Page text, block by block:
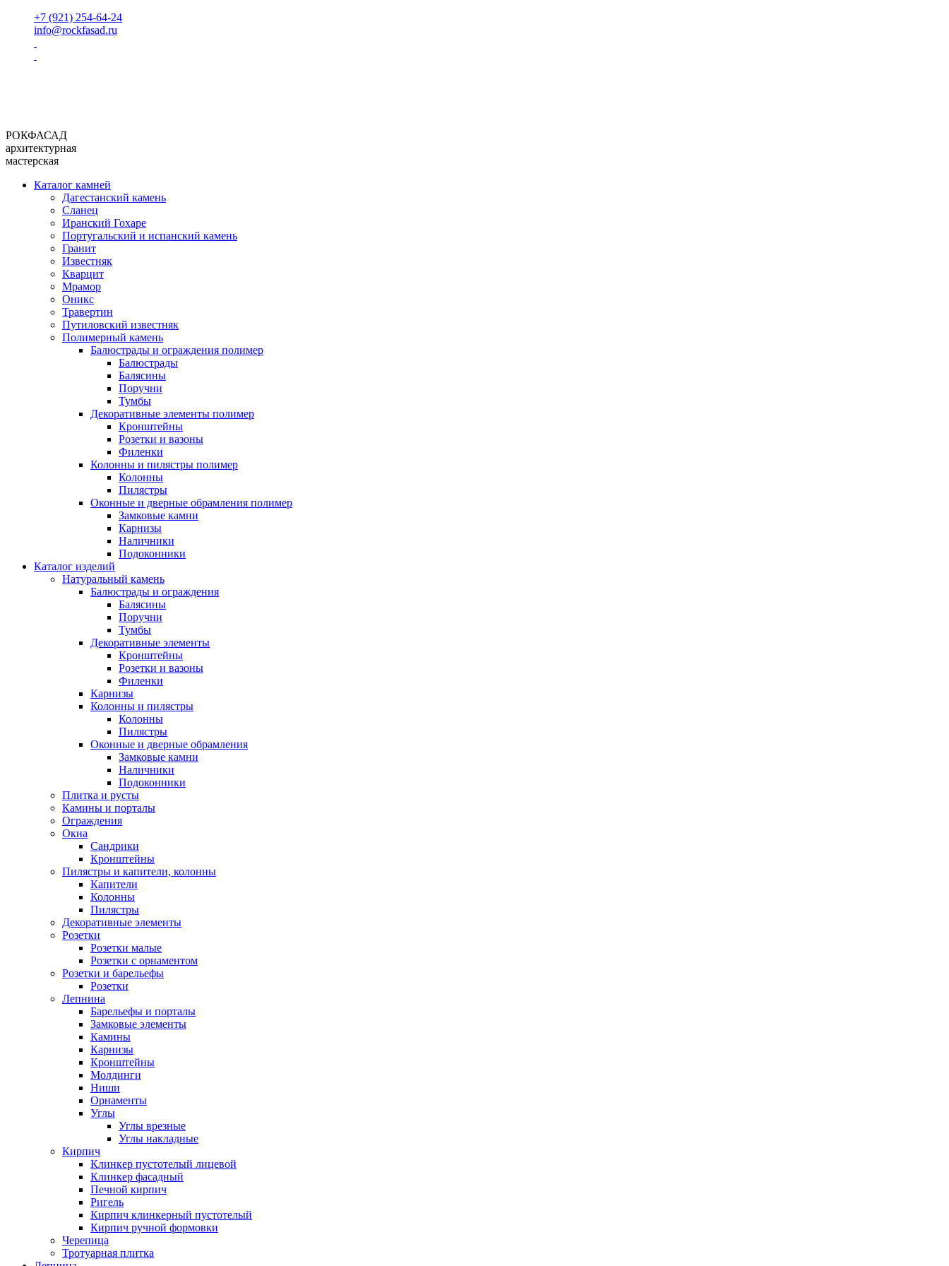
+7 (921) 254-64-24
info@rockfasad.ru
РОКФАСАД
архитектурная
мастерская
Каталог камней
Дагестанский камень
Сланец
Иранский Гохаре
Португальский и испанский камень
Гранит
Известняк
Кварцит
Мрамор
Оникс
Травертин
Путиловский известняк
Полимерный камень
Балюстрады и ограждения полимер
Балюстрады
Балясины
Поручни
Тумбы
Декоративные элементы полимер
Кронштейны
Розетки и вазоны
Филенки
Колонны и пилястры полимер
Колонны
Пилястры
Оконные и дверные обрамления полимер
Замковые камни
Карнизы
Наличники
Подоконники
Каталог изделий
Натуральный камень
Балюстрады и ограждения
Балясины
Поручни
Тумбы
Декоративные элементы
Кронштейны
Розетки и вазоны
Филенки
Карнизы
Колонны и пилястры
Колонны
Пилястры
Оконные и дверные обрамления
Замковые камни
Наличники
Подоконники
Плитка и русты
Камины и порталы
Ограждения
Окна
Сандрики
Кронштейны
Пилястры и капители, колонны
Капители
Колонны
Пилястры
Декоративные элементы
Розетки
Розетки малые
Розетки с орнаментом
Розетки и барельефы
Розетки
Лепнина
Барельефы и порталы
Замковые элементы
Камины
Карнизы
Кронштейны
Молдинги
Ниши
Орнаменты
Углы
Углы врезные
Углы накладные
Кирпич
Клинкер пустотелый лицевой
Клинкер фасадный
Печной кирпич
Ригель
Кирпич клинкерный пустотелый
Кирпич ручной формовки
Черепица
Тротуарная плитка